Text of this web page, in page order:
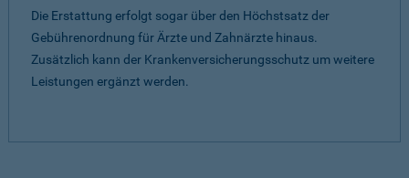
Die Erstattung erfolgt sogar über den Höchstsatz der
Gebührenordnung für Ärzte und Zahnärzte hinaus.
Zusätzlich kann der Krankenversicherungsschutz um weitere
Leistungen ergänzt werden.